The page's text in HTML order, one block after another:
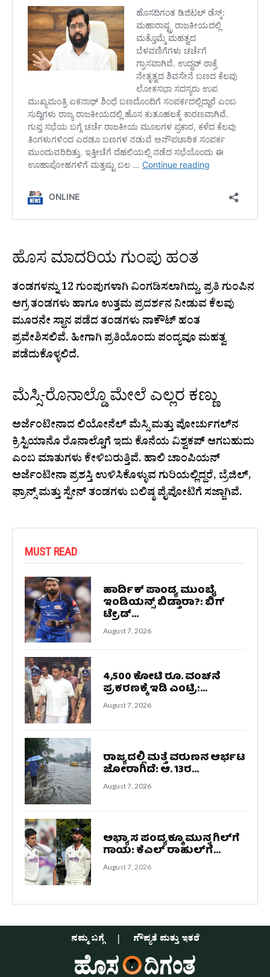
ಹೊಸ ಮಾದರಿಯ ಗುಂಪು ಹಂತ
ತಂಡಗಳನ್ನು 12 ಗುಂಪುಗಳಾಗಿ ವಿಂಗಡಿಸಲಾಗಿದ್ದು, ಪ್ರತಿ ಗುಂಪಿನ
ಅಗ್ರ ತಂಡಗಳು ಹಾಗೂ ಉತ್ತಮ ಪ್ರದರ್ಶನ ನೀಡುವ ಕೆಲವು
ಮೂರನೇ ಸ್ಥಾನ ಪಡೆದ ತಂಡಗಳು ನಾಕೌಟ್ ಹಂತ
ಪ್ರವೇಶಿಸಲಿವೆ. ಹೀಗಾಗಿ ಪ್ರತಿಯೊಂದು ಪಂದ್ಯವೂ ಮಹತ್ವ
ಪಡೆದುಕೊಳ್ಳಲಿದೆ.
ಮೆಸ್ಸಿ-ರೊನಾಲ್ಡೊ ಮೇಲೆ ಎಲ್ಲರ ಕಣ್ಣು
ಅರ್ಜೆಂಟೀನಾದ ಲಿಯೋನೆಲ್ ಮೆಸ್ಸಿ ಮತ್ತು ಪೋರ್ಚುಗಲ್‌ನ
ಕ್ರಿಸ್ಟಿಯಾನೊ ರೊನಾಲ್ಡೊಗೆ ಇದು ಕೊನೆಯ ವಿಶ್ವಕಪ್ ಆಗಬಹುದು
ಎಂಬ ಮಾತುಗಳು ಕೇಳಿಬರುತ್ತಿವೆ. ಹಾಲಿ ಚಾಂಪಿಯನ್
ಅರ್ಜೆಂಟೀನಾ ಪ್ರಶಸ್ತಿ ಉಳಿಸಿಕೊಳ್ಳುವ ಗುರಿಯಲ್ಲಿದ್ದರೆ, ಬ್ರೆಜಿಲ್,
ಫ್ರಾನ್ಸ್ ಮತ್ತು ಸ್ಪೇನ್ ತಂಡಗಳು ಬಲಿಷ್ಠ ಪೈಪೋಟಿಗೆ ಸಜ್ಜಾಗಿವೆ.
MUST READ
ಹಾರ್ದಿಕ್ ಪಾಂಡ್ಯ ಮುಂಬೈ
ಇಂಡಿಯನ್ಸ್ ಬಿಡ್ತಾರಾ?: ಬಿಗ್
ಟ್ರೇಡ್...
August 7, 2026
4,500 ಕೋಟಿ ರೂ. ವಂಚನೆ
ಪ್ರಕರಣಕ್ಕೆ ಇಡಿ ಎಂಟ್ರಿ:...
August 7, 2026
ರಾಜ್ಯದಲ್ಲಿ ಮತ್ತೆ ವರುಣನ ಆರ್ಭಟ
ಜೋರಾಗಿದೆ: ಆ. 13ರ...
August 7, 2026
ಅಭ್ಯಾಸ ಪಂದ್ಯಕ್ಕೂ ಮುನ್ನ ಗಿಲ್‌ಗೆ
ಗಾಯ: ಕೆಎಲ್ ರಾಹುಲ್‌ಗೆ...
August 7, 2026
ನಮ್ಮ ಬಗ್ಗೆ ಗೌಪ್ಯತೆ ಮತ್ತು ಇತರೆ